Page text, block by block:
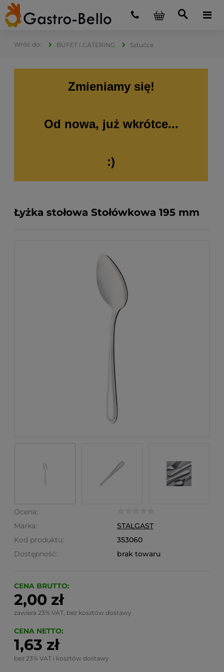
BUFET I CATERING Sztućce
Zmieniamy się!
Od nowa, już wkrótce...
:)
Łyżka stołowa Stołówkowa 195 mm
Ocena:
Marka:
STALGAST
Kod produktu:
353060
Dostępność:
brak towaru
CENA BRUTTO:
2,00 zł
zawiera 23% VAT, bez kosztów dostawy
CENA NETTO:
1,63 zł
bez 23% VAT i kosztów dostawy